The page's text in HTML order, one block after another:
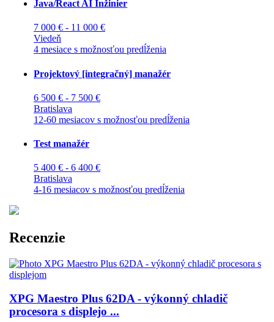
Java/React AI Inžinier
7 000 € - 11 000 €
Viedeň
4 mesiace s možnosťou predĺženia
Projektový [integračný] manažér
6 500 € - 7 500 €
Bratislava
12-60 mesiacov s možnosťou predĺženia
Test manažér
5 400 € - 6 400 €
Bratislava
4-16 mesiacov s možnosťou predĺženia
Recenzie
XPG Maestro Plus 62DA - výkonný chladič
procesora s displejo ...